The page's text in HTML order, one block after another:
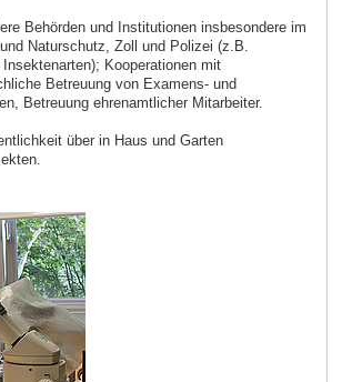
Behörden und Institutionen insbesondere im
Naturschutz, Zoll und Polizei (z.B.
Kooperationen mit
Betreuung von Examens- und
Betreuung ehrenamtlicher Mitarbeiter.
über in Haus und Garten